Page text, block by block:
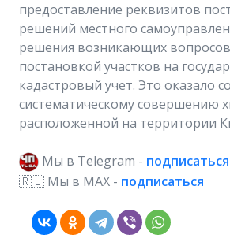
предоставление реквизитов
решений местного
решения возникающих
постановкой участков на
кадастровый учет. Это оказало
систематическому совершению
расположенной на территории
Мы в Telegram - подписаться
🇷🇺 Мы в MAX - подписаться